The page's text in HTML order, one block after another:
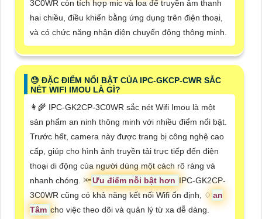
3C0WR còn tích hợp mic và loa để truyền âm thanh
hai chiều, điều khiển bằng ứng dụng trên điện thoại,
và có chức năng nhận diện chuyển động thông minh.
😓 ĐẶC ĐIỂM NỔI BẬT CỦA IPC-GKCP-CWR SẮC
NÉT WIFI IMOU LÀ GÌ?
👩‍🌾 IPC-GK2CP-3C0WR sắc nét Wifi Imou là một
sản phẩm an ninh thông minh với nhiều điểm nổi bật.
Trước hết, camera này được trang bị công nghệ cao
cấp, giúp cho hình ảnh truyền tải trực tiếp đến điện
thoại di động của người dùng một cách rõ ràng và
nhanh chóng. 🔦Ưu điểm nỗi bật hơn IPC-GK2CP-
3C0WR cũng có khả năng kết nối Wifi ổn định, ♢ an
Tâm cho việc theo dõi và quản lý từ xa dễ dàng.